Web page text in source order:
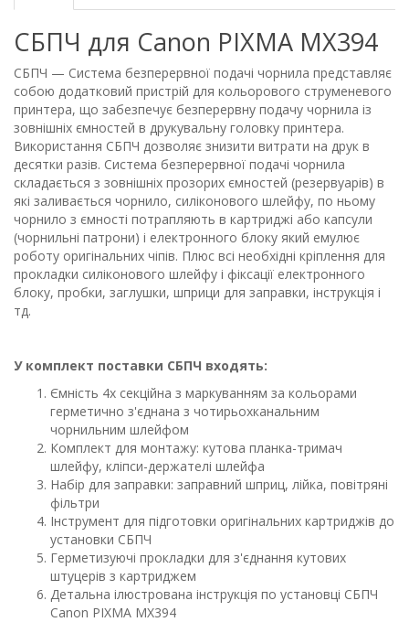
СБПЧ для Canon PIXMA MX394
СБПЧ — Система безперервної подачі чорнила представляє
собою додатковий пристрій для кольорового струменевого
принтера, що забезпечує безперервну подачу чорнила із
зовнішніх ємностей в друкувальну головку принтера.
Використання СБПЧ дозволяє знизити витрати на друк в
десятки разів. Система безперервної подачі чорнила
складається з зовнішніх прозорих ємностей (резервуарів) в
які заливається чорнило, силіконового шлейфу, по ньому
чорнило з ємності потрапляють в картриджі або капсули
(чорнильні патрони) і електронного блоку який емулює
роботу оригінальних чіпів. Плюс всі необхідні кріплення для
прокладки силіконового шлейфу і фіксації електронного
блоку, пробки, заглушки, шприци для заправки, інструкція і
тд.
У комплект поставки СБПЧ входять:
Ємність 4х секційна з маркуванням за кольорами
герметично з'єднана з чотирьохканальним
чорнильним шлейфом
Комплект для монтажу: кутова планка-тримач
шлейфу, кліпси-держателі шлейфа
Набір для заправки: заправний шприц, лійка, повітряні
фільтри
Інструмент для підготовки оригінальних картриджів до
установки СБПЧ
Герметизуючі прокладки для з'єднання кутових
штуцерів з картриджем
Детальна ілюстрована інструкція по установці СБПЧ
Canon PIXMA MX394